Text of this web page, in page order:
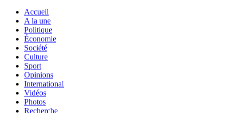
Accueil
A la une
Politique
Économie
Société
Culture
Sport
Opinions
International
Vidéos
Photos
Recherche